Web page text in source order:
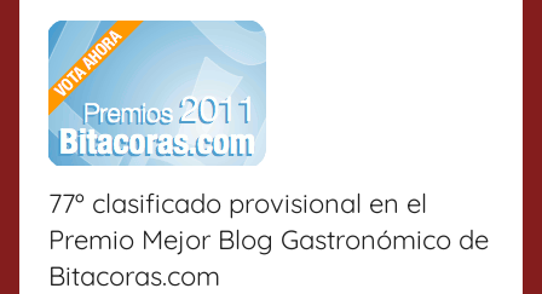
77º clasificado provisional en el
Premio Mejor Blog Gastronómico de
Bitacoras.com